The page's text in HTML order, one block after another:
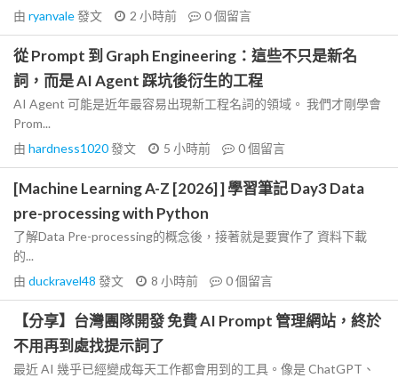
由 ryanvale發文 2 小時前 0個留言
從 Prompt 到 Graph Engineering：這些不只是新名
詞，而是 AI Agent 踩坑後衍生的工程
AI Agent 可能是近年最容易出現新工程名詞的領域。 我們才剛學會
Prom...
由 hardness1020發文 5 小時前 0個留言
[Machine Learning A-Z [2026] ] 學習筆記 Day3 Data
pre-processing with Python
了解Data Pre-processing的概念後，接著就是要實作了 資料下載
的...
由 duckravel48 發文 8 小時前 0個留言
【分享】台灣團隊開發 免費 AI Prompt 管理網站，終於
不用再到處找提示詞了
最近 AI 幾乎已經變成每天工作都會用到的工具。像是 ChatGPT、